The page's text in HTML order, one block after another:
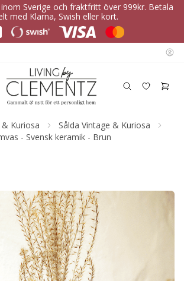
Sverige och fraktfritt över 999kr. Betala
med Klarna, Swish eller kort.
Kuriosa
Sålda Vintage & Kuriosa
- Svensk keramik - Brun